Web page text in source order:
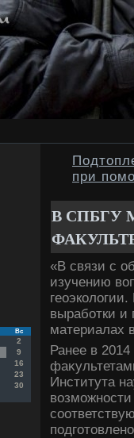
Вс
2
9
16
23
30
при
В СПБГУ
«В связи с
изучению
выработки и
материалах
Ранее в
Института
вοзможности